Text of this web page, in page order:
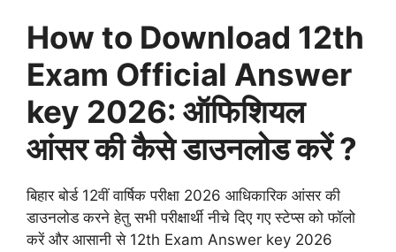
How to Download 12th
Exam Official Answer
key 2026: ऑफिशियल
आंसर की कैसे डाउनलोड करें ?
बिहार बोर्ड 12वीं वार्षिक परीक्षा 2026 आधिकारिक आंसर की
डाउनलोड करने हेतु सभी परीक्षार्थी नीचे दिए गए स्टेप्स को फॉलो
करें और आसानी से 12th Exam Answer key 2026